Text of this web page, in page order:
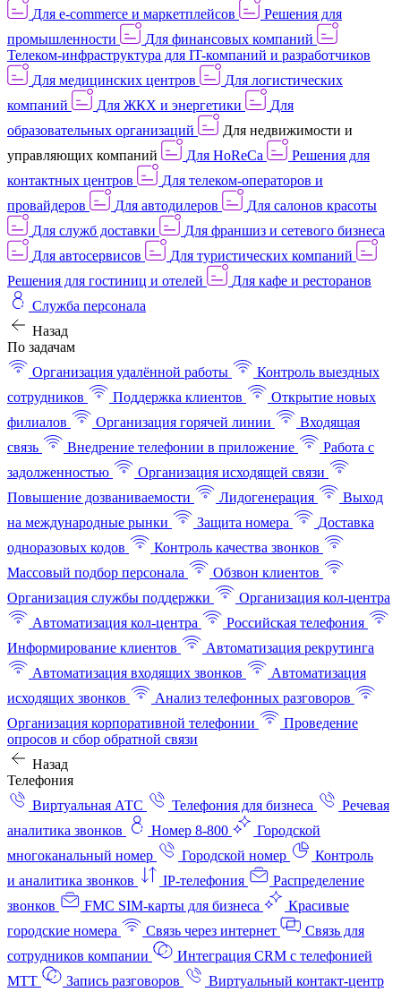
Для e-commerce и маркетплейсов
Решения для
промышленности
Для финансовых компаний
Телеком-инфраструктура для IT-компаний и разработчиков
Для медицинских центров
Для логистических
компаний
Для ЖКХ и энергетики
Для
образовательных организаций
Для недвижимости и
управляющих компаний
Для HoReCa
Решения для
контактных центров
Для телеком-операторов и
провайдеров
Для автодилеров
Для салонов красоты
Для служб доставки
Для франшиз и сетевого бизнеса
Для автосервисов
Для туристических компаний
Решения для гостиниц и отелей
Для кафе и ресторанов
Служба персонала
Назад
По задачам
Организация удалённой работы
Контроль выездных
сотрудников
Поддержка клиентов
Открытие новых
филиалов
Организация горячей линии
Входящая
связь
Внедрение телефонии в приложение
Работа с
задолженностью
Организация исходящей связи
Повышение дозваниваемости
Лидогенерация
Выход
на международные рынки
Защита номера
Доставка
одноразовых кодов
Контроль качества звонков
Массовый подбор персонала
Обзвон клиентов
Организация службы поддержки
Организация кол-центра
Автоматизация кол-центра
Российская телефония
Информирование клиентов
Автоматизация рекрутинга
Автоматизация входящих звонков
Автоматизация
исходящих звонков
Анализ телефонных разговоров
Организация корпоративной телефонии
Проведение
опросов и сбор обратной связи
Назад
Телефония
Виртуальная АТС
Телефония для бизнеса
Речевая
аналитика звонков
Номер 8-800
Городской
многоканальный номер
Городской номер
Контроль
и аналитика звонков
IP-телефония
Распределение
звонков
FMC SIM-карты для бизнеса
Красивые
городские номера
Связь через интернет
Связь для
сотрудников компании
Интеграция CRM с телефонией
МТТ
Запись разговоров
Виртуальный контакт‑центр